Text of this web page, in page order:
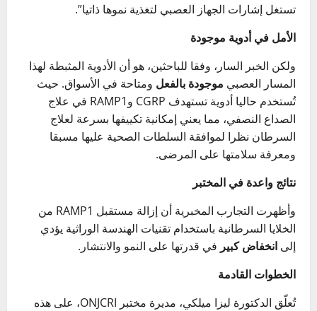
تستغل إشارات الجهاز العصبي لتغذية نموها ذاتيا”.
الأمل في أدوية موجودة
ولكن الخبر السار، وفقا للباحثين، هو أن الأدوية المثبطة لهذا
المسار العصبي موجودة بالفعل ومتاحة في الأسواق. حيث
تُستخدم حاليا أدوية تستهدف CGRP وRAMP1 في علاج
الصداع النصفي، مما يعني إمكانية تكييفها بسرعة لعلاج
السرطان نظرا لموافقة السلطات الصحية عليها مسبقا
ومعرفة سلامتها على المرضى.
نتائج واعدة في المختبر
وأظهرت التجارب المخبرية أن إزالة مستقبل RAMP1 من
الخلايا السرطانية باستخدام تقنيات الهندسة الوراثية يؤدي
إلى انخفاض كبير في قدرتها على النمو والانتشار.
الخطوات القادمة
تُعلّق الدكتورة ليزا ميلكي، مديرة مختبر ONJCRI، على هذه